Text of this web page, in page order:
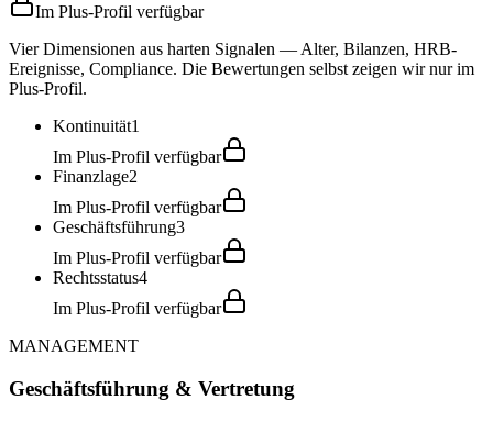
Im Plus-Profil verfügbar
Vier Dimensionen aus harten Signalen — Alter, Bilanzen, HRB-
Ereignisse, Compliance. Die Bewertungen selbst zeigen wir nur im
Plus-Profil.
Kontinuität1
Im Plus-Profil verfügbar
Finanzlage2
Im Plus-Profil verfügbar
Geschäftsführung3
Im Plus-Profil verfügbar
Rechtsstatus4
Im Plus-Profil verfügbar
MANAGEMENT
Geschäftsführung & Vertretung